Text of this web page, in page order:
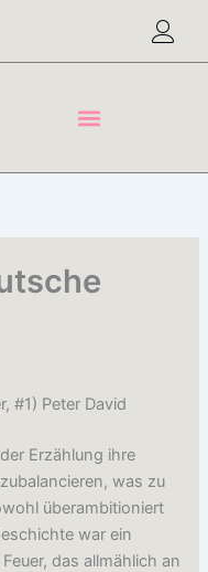
#1) Peter David
Erzählung ihre
was zu
überambitioniert
war ein
das allmählich an